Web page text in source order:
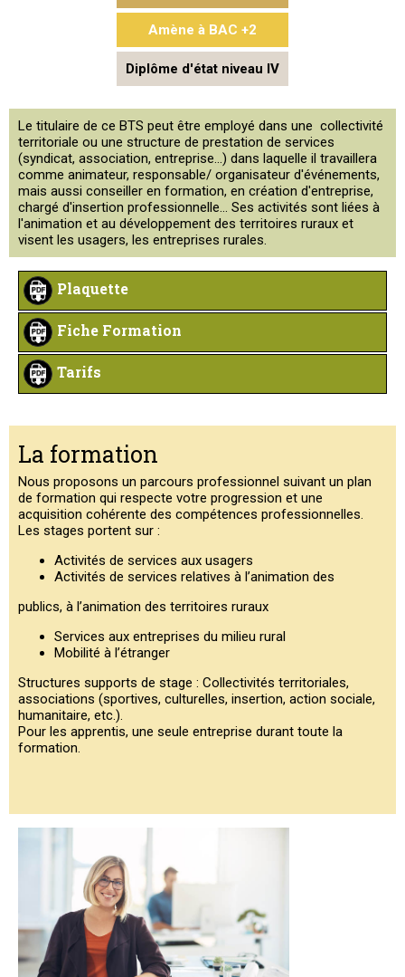
Amène à BAC +2
Diplôme d'état niveau IV
Le titulaire de ce BTS peut être employé dans une collectivité
territoriale ou une structure de prestation de services
(syndicat, association, entreprise...) dans laquelle il travaillera
comme animateur, responsable/ organisateur d'événements,
mais aussi conseiller en formation, en création d'entreprise,
chargé d'insertion professionnelle... Ses activités sont liées à
l'animation et au développement des territoires ruraux et
visent les usagers, les entreprises rurales.
Plaquette
Fiche Formation
Tarifs
La formation
Nous proposons un parcours professionnel suivant un plan
de formation qui respecte votre progression et une
acquisition cohérente des compétences professionnelles.
Les stages portent sur :
Activités de services aux usagers
Activités de services relatives à l’animation des
publics, à l’animation des territoires ruraux
Services aux entreprises du milieu rural
Mobilité à l’étranger
Structures supports de stage : Collectivités territoriales,
associations (sportives, culturelles, insertion, action sociale,
humanitaire, etc.).
Pour les apprentis, une seule entreprise durant toute la
formation.